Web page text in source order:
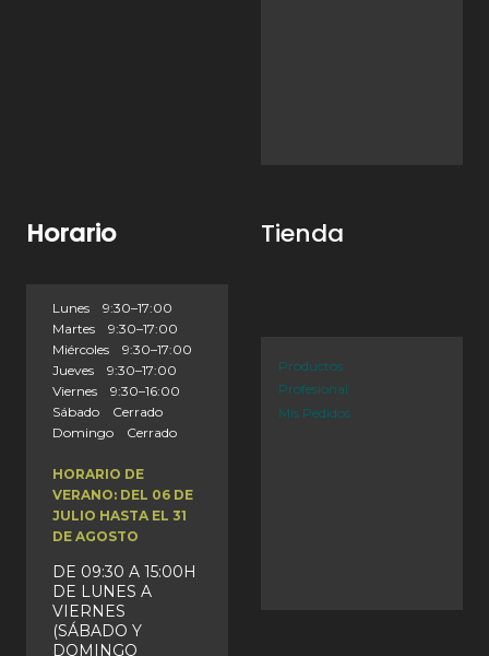
Horario
Lunes 9:30–17:00
Martes 9:30–17:00
Miércoles 9:30–17:00
Jueves 9:30–17:00
Viernes 9:30–16:00
Sábado Cerrado
Domingo Cerrado
HORARIO DE
VERANO: DEL 06 DE
JULIO HASTA EL 31
DE AGOSTO
DE 09:30 A 15:00H
DE LUNES A
VIERNES
(SÁBADO Y
DOMINGO
Tienda
Productos
Profesional
Mis Pedidos